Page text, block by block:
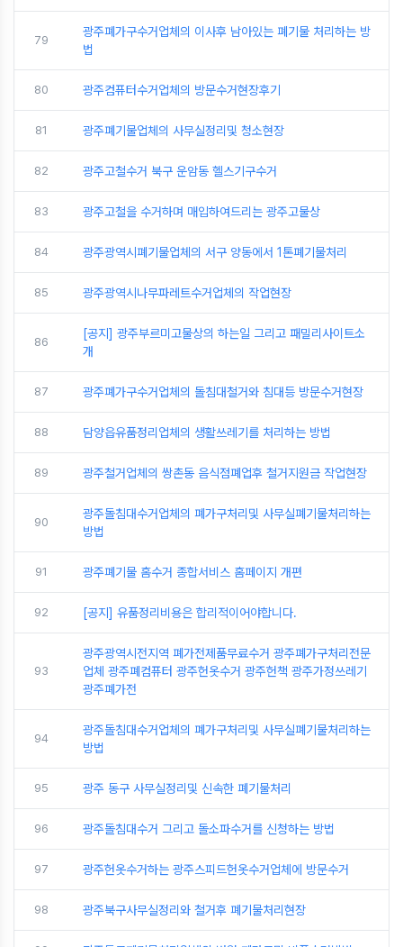
79
광주폐가구수거업체의 이사후 남아있는 폐기물 처리하는 방
법
80 광주컴퓨터수거업체의 방문수거현장후기
81 광주폐기물업체의 사무실정리및 청소현장
82 광주고철수거 북구 운암동 헬스기구수거
83 광주고철을 수거하며 매입하여드리는 광주고물상
84 광주광역시폐기물업체의 서구 양동에서 1톤폐기물처리
85 광주광역시나무파레트수거업체의 작업현장
86
[공지] 광주부르미고물상의 하는일 그리고 패밀리사이트소
개
87 광주폐가구수거업체의 돌침대철거와 침대등 방문수거현장
88 담양읍유품정리업체의 생활쓰레기를 처리하는 방법
89 광주철거업체의 쌍촌동 음식점폐업후 철거지원금 작업현장
90
광주돌침대수거업체의 폐가구처리및 사무실폐기물처리하는
방법
91 광주폐기물 홈수거 종합서비스 홈페이지 개편
92 [공지] 유품정리비용은 합리적이어야합니다.
93
광주광역시전지역 폐가전제품무료수거 광주폐가구처리전문
업체 광주폐컴퓨터 광주헌옷수거 광주헌책 광주가정쓰레기
광주폐가전
94
광주돌침대수거업체의 폐가구처리및 사무실폐기물처리하는
방법
95 광주 동구 사무실정리및 신속한 폐기물처리
96 광주돌침대수거 그리고 돌소파수거를 신청하는 방법
97 광주헌옷수거하는 광주스피드헌옷수거업체에 방문수거
98 광주북구사무실정리와 철거후 폐기물처리현장